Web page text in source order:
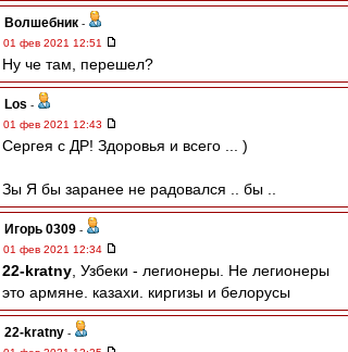
Волшебник -
01 фев 2021 12:51
Ну че там, перешел?
Los -
01 фев 2021 12:43
Сергея с ДР! Здоровья и всего ... )
Зы Я бы заранее не радовался .. бы ..
Игорь 0309 -
01 фев 2021 12:34
22-kratny , Узбеки - легионеры. Не легионеры
это армяне. казахи. киргизы и белорусы
22-kratny -